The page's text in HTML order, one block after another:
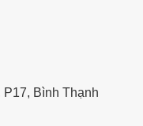
Bình Thạnh